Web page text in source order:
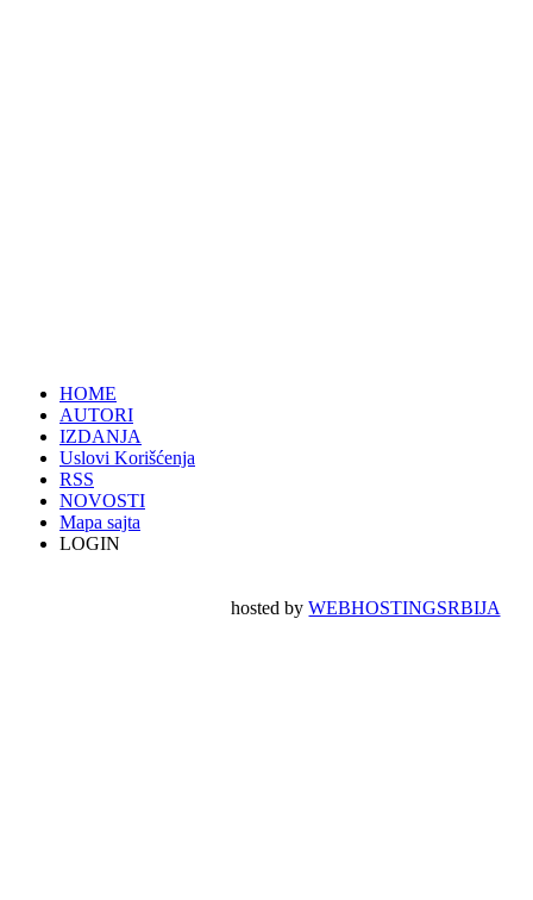
HOME
AUTORI
IZDANJA
Uslovi Korišćenja
RSS
NOVOSTI
Mapa sajta
LOGIN
hosted byWEBHOSTINGSRBIJA